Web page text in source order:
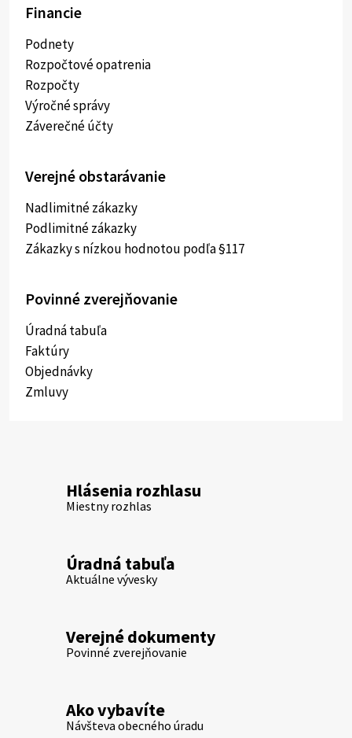
Financie
Podnety
Rozpočtové opatrenia
Rozpočty
Výročné správy
Záverečné účty
Verejné obstarávanie
Nadlimitné zákazky
Podlimitné zákazky
Zákazky s nízkou hodnotou podľa §117
Povinné zverejňovanie
Úradná tabuľa
Faktúry
Objednávky
Zmluvy
Hlásenia rozhlasu
Miestny rozhlas
Úradná tabuľa
Aktuálne vývesky
Verejné dokumenty
Povinné zverejňovanie
Ako vybavíte
Návšteva obecného úradu